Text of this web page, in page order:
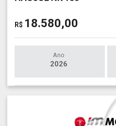
R$ 18.580,00
Ano
2026